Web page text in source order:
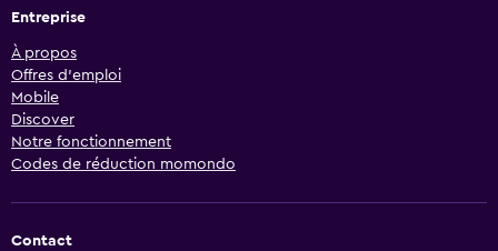
Entreprise
À propos
Offres d’emploi
Mobile
Discover
Notre fonctionnement
Codes de réduction momondo
Contact